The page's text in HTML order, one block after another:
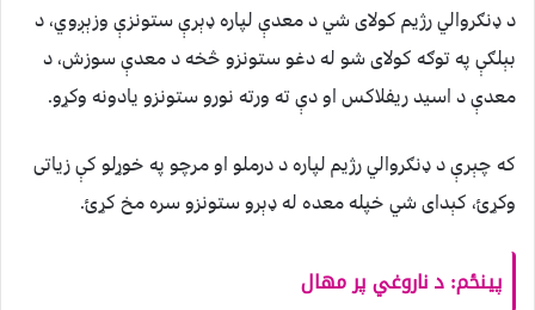
د ډنګروالي رژیم کولای شي د معدې لپاره ډېرې ستونزې وزېږوي، د
بېلګې په توګه کولای شو له دغو ستونزو څخه د معدې سوزش، د
معدې د اسید ريفلاکس او دې ته ورته نورو ستونزو یادونه وکړو.
که چېرې د ډنګروالي رژیم لپاره د درملو او مرچو په خوړلو کې زیاتی
وکړئ، کېدای شي خپله معده له ډېرو ستونزو سره مخ کړئ.
پینځم:د ناروغي پر مهال